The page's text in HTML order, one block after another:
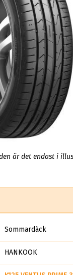
är det endast i
Sommardäck
HANKOOK